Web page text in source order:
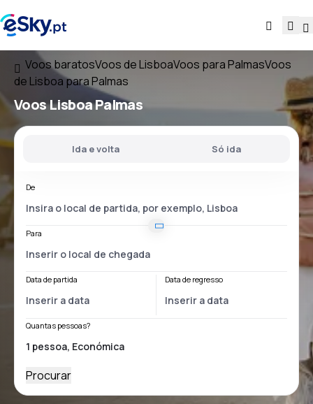
Voos baratosVoos de LisboaVoos para PalmasVoos
de Lisboa para Palmas
VoosLisboa Palmas
Ida e volta Só ida
De
Para
Data de partida Data de regresso
Quantas pessoas?
Procurar